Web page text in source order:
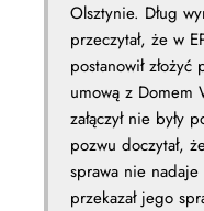
Olsztynie. Dług
przeczytał, że w
postanowił
umową z Domem
załączył nie były
pozwu doczytał,
sprawa nie nadaje
przekazał jego